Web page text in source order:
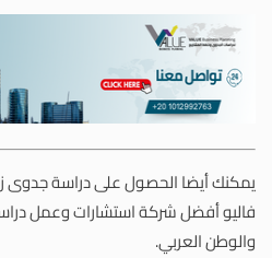
يمكنك أيضا الحصول على دراسة جدوى
فاليو أفضل شركة استشارات وعمل
والوطن العربي.